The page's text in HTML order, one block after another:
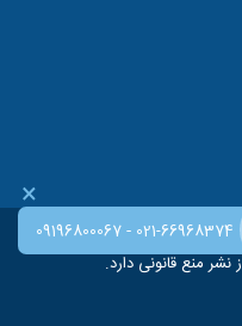
متعلق به فروشگاه اینترنتی
منع قانونی دارد.
×
09196800067- 021-66968374